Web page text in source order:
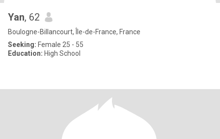
Yan, 62
Boulogne-Billancourt, Île-de-France, France
Seeking: Female 25 - 55
Education: High School